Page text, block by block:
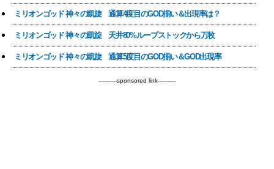
ミリオンゴッド 神々の凱旋 通算4度目のGOD揃い＆出現率は？
ミリオンゴッド 神々の凱旋 天井80%ループストックから万枚
ミリオンゴッド 神々の凱旋 通算5度目のGOD揃い＆GOD出現率
----------sponsored link----------